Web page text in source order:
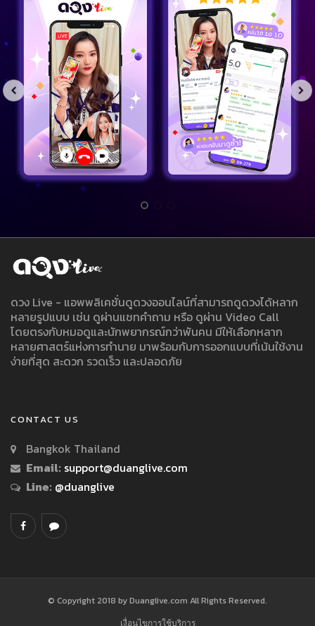
ดวง Live - แอพพลิเคชั่นดูดวงออนไลน์ที่สามารถดูดวงได้หลาก
หลายรูปแบบ เช่น ดูผ่านแชทคำถาม หรือ ดูผ่าน Video Call
โดยตรงกับหมอดูและนักพยากรณ์กว่าพันคน มีให้เลือกหลาก
หลายศาสตร์แห่งการทำนาย มาพร้อมกับการออกแบบที่เน้นใช้งาน
ง่ายที่สุด สะดวก รวดเร็ว และปลอดภัย
CONTACT US
Bangkok Thailand
Email: support@duanglive.com
Line: @duanglive
© Copyright 2018 by Duanglive.com All Rights Reserved.
เงื่อนไขการใช้บริการ